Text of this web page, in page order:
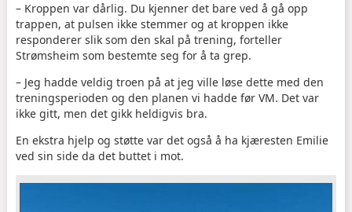
– Kroppen var dårlig. Du kjenner det bare ved å gå opp
trappen, at pulsen ikke stemmer og at kroppen ikke
responderer slik som den skal på trening, forteller
Strømsheim som bestemte seg for å ta grep.
– Jeg hadde veldig troen på at jeg ville løse dette med den
treningsperioden og den planen vi hadde før VM. Det var
ikke gitt, men det gikk heldigvis bra.
En ekstra hjelp og støtte var det også å ha kjæresten Emilie
ved sin side da det buttet i mot.